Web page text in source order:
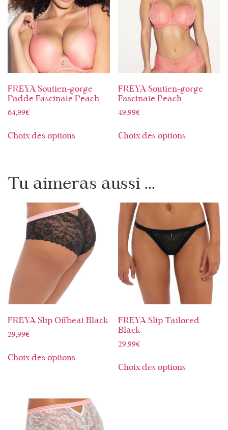
FREYA Soutien-gorge
Padde Fascinate Peach
64,99€
Choix des options
FREYA Soutien-gorge
Fascinate Peach
49,99€
Choix des options
Tu aimeras aussi ...
FREYA Slip Offbeat Black
29,99€
Choix des options
FREYA Slip Tailored
Black
29,99€
Choix des options